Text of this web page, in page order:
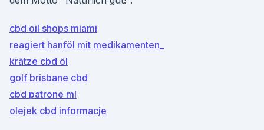
cbd oil shops miami
reagiert hanföl mit medikamenten_
krätze cbd öl
golf brisbane cbd
cbd patrone ml
olejek cbd informacje